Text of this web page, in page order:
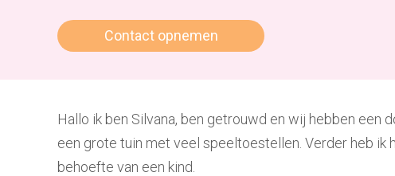
Contact opnemen
Hallo ik ben Silvana, ben getrouwd en wij hebben een
een grote tuin met veel speeltoestellen. Verder heb ik
behoefte van een kind.